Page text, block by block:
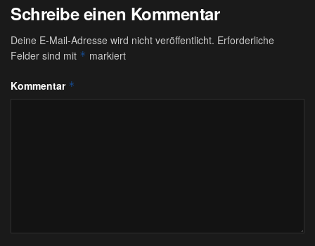
Schreibe einen Kommentar
Deine E-Mail-Adresse wird nicht veröffentlicht. Erforderliche
Felder sind mit * markiert
Kommentar *